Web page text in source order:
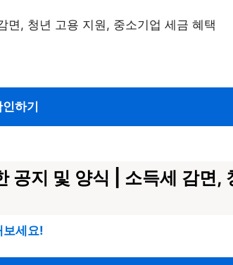
인하기
공지 및 양식 | 소득세 감면,
보세요!